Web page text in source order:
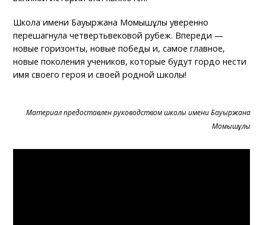
Школа имени Бауыржана Момышұлы уверенно
перешагнула четвертьвековой рубеж. Впереди —
новые горизонты, новые победы и, самое главное,
новые поколения учеников, которые будут гордо нести
имя своего героя и своей родной школы!
Материал предоставлен руководством школы имени Бауыржана
Момышұлы